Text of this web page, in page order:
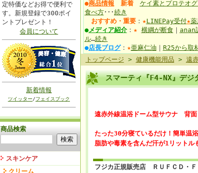
定特価などお得で便利で
す。新規登録で300ポイ
ントプレゼント！
会員について
新着情報
ツイッター/フェイスブック
商品検索
スキンケア
クリーム
●商品情報 新着 ケイ素とプロテオ
食べ方･･･続き
おすすめ・重要： ★LINEPay受付★
●メディア紹介： ★ 横綱が断食 ｜ anan
ル…続き
●店長ブログ： ★亜麻仁油 ｜ R25から取
トップページ > 健康機能用品 > 遠
スマーティ『F4-NX』デ
遠赤外線温浴ドーム型サウナ 背面
たった30分寝ているだけ！簡単温浴
脂肪や毒素を含んだ汗が1リットル
フジカ正規販売店 ＲＵＦＣＤ・Ｆ